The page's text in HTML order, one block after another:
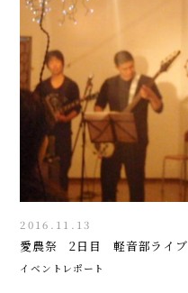
2016.11.13
愛農祭 2日目 軽音部ライブ
イベントレポート